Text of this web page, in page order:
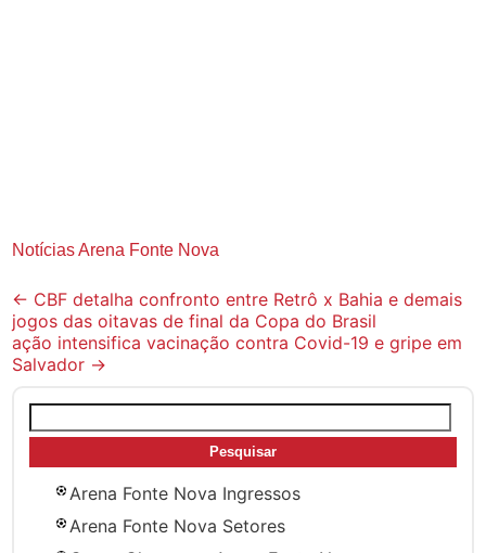
Notícias Arena Fonte Nova
Post
navigation
← CBF detalha confronto entre Retrô x Bahia e demais
jogos das oitavas de final da Copa do Brasil
ação intensifica vacinação contra Covid-19 e gripe em
Salvador →
por:
Arena Fonte Nova Ingressos
Arena Fonte Nova Setores